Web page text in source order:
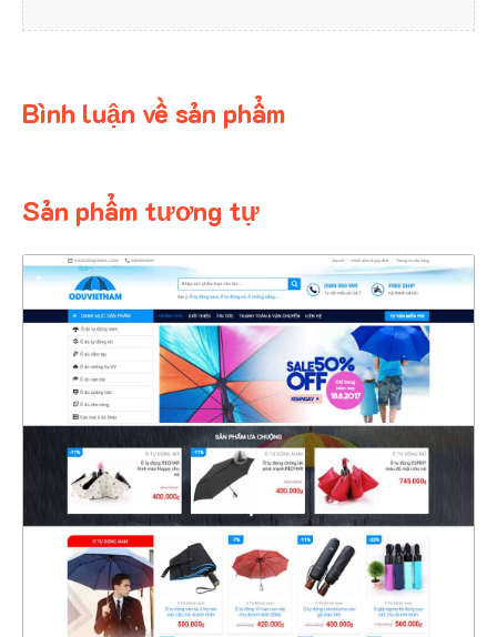
Bình luận về sản phẩm
Sản phẩm tương tự
4324
CHI TIẾT